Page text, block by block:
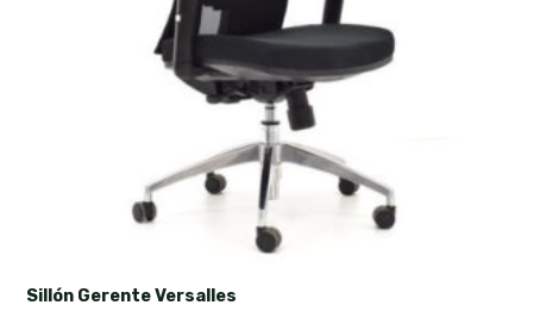
Sillón Gerente Versalles